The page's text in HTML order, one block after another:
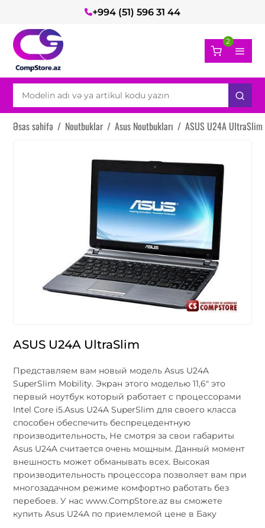
+994 (51) 596 31 44
2
Əsas səhifə / Noutbuklar / Asus Noutbukları / ASUS U24A UltraSlim
ASUS U24A UltraSlim
Представляем вам новый модель Asus U24A
SuperSlim Mobility. Экран этого моделью 11,6" это
первый ноутбук который работает с процессорами
Intel Core i5.Asus U24A SuperSlim для своего класса
способен обеспечить беспрецедентную
производительность, Не смотря за свои габариты
Asus U24A считается очень мощным. Данный момент
внешность может обманывать всех. Высокая
производительность процессора позволяет вам при
многозадачном режиме комфортно работать без
перебоев. У нас www.CompStore.az вы сможете
купить Asus U24A по приемлемой цене в Баку